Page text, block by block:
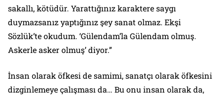
sakallı, kötüdür. Yarattığınız karaktere saygı
duymazsanız yaptığınız şey sanat olmaz. Ekşi
Sözlük’te okudum. ‘Gülendam’la Gülendam olmuş.
Askerle asker olmuş’ diyor.”
İnsan olarak öfkesi de samimi, sanatçı olarak öfkesini
dizginlemeye çalışması da… Bu onu insan olarak da,